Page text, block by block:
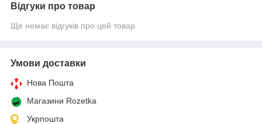
Відгуки про товар
Ще немає відгуків про цей товар
Умови доставки
Нова Пошта
Магазини Rozetka
Укрпошта